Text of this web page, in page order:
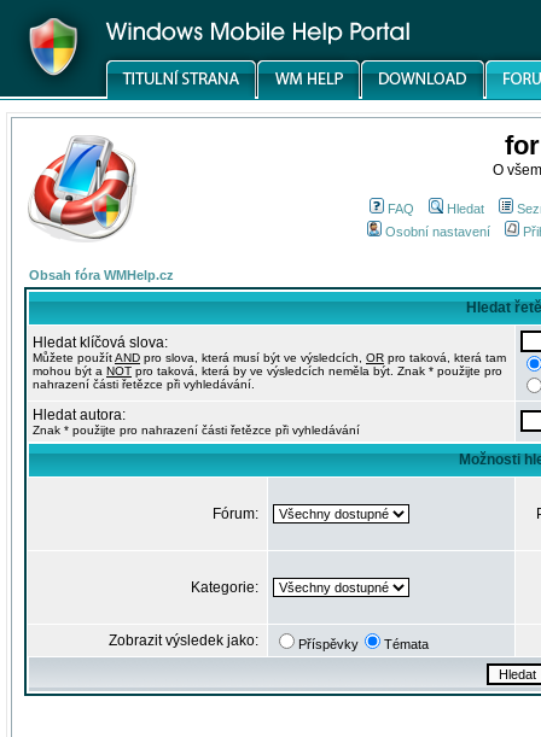
O
FAQ Hledat
Osobní nastavení
Obsah fóra WMHelp.cz
Hledat
Hledat klíčová slova:
Můžete použítAND pro slova, která musí být ve výsledcích, OR pro taková, která tam
mohou být a NOT pro taková, která by ve výsledcích neměla být. Znak * použijte pro
nahrazení části řetězce při vyhledávání.
Hledat autora:
Znak * použijte pro nahrazení části řetězce při vyhledávání
Možnosti
Fórum:
Kategorie:
Zobrazit výsledek jako: Příspěvky Témata